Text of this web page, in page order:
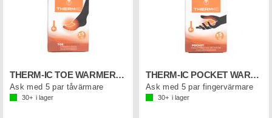
THERM-IC TOE WARMER (5-p)
Ask med 5 par tåvärmare
30+ i lager
THERM-IC POCKET WARMER (5-p)
Ask med 5 par fingervärmare
30+ i lager